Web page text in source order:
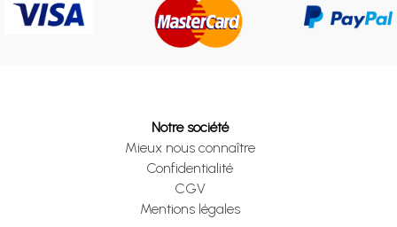
Notre société
Mieux nous connaître
Confidentialité
CGV
Mentions légales